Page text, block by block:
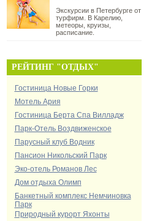
Экскурсии в Петербурге от
турфирм. В Карелию,
метеоры, круизы,
расписание.
РЕЙТИНГ "ОТДЫХ"
Гостиница Новые Горки
Мотель Ария
Гостиница Берта Спа Вилладж
Парк-Отель Воздвиженское
Парусный клуб Водник
Пансион Никольский Парк
Эко-отель Романов Лес
Дом отдыха Олимп
Банкетный комплекс Немчиновка
Парк
Природный курорт Яхонты